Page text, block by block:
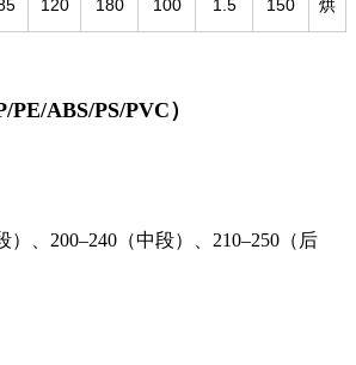
120
180
100
1.5
150
烘
ABS/PS/PVC）
）、200–240（中段）、210–250（后